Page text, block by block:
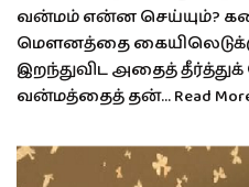
வன்மம் என்ன செய்யும்?
மெளனத்தை
இறந்துவிட அதைத்
வன்மத்தைத் தன்…Read